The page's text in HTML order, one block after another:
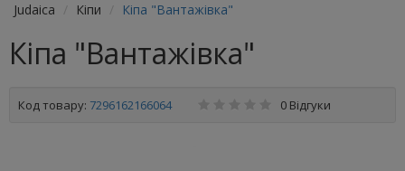
Judaica Кіпи Кіпа "Вантажівка"
Кіпа "Вантажівка"
Код товару: 7296162166064 0 Відгуки